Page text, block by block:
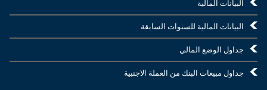
البيانات المالية
البيانات المالية للسنوات السابقة
جداول الوضع المالي
جداول مبيعات البنك من العملة الاجنبية